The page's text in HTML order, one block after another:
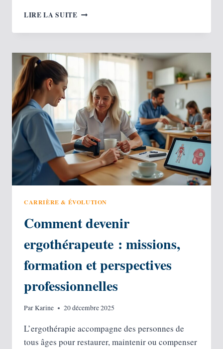
LIRE LA SUITE GOURDE
AVEC
LOGO :
POURQUOI
ET
COMMENT
ADOPTER
CE
CADEAU
PUBLICITAIRE ?
CARRIÈRE & ÉVOLUTION
Comment devenir
ergothérapeute : missions,
formation et perspectives
professionnelles
ParKarine 20 décembre 2025
L’ergothérapie accompagne des personnes de
tous âges pour restaurer, maintenir ou compenser